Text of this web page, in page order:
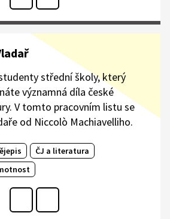
střední školy, který
významná díla české
V tomto pracovním listu se
od Niccolò Machiavelliho.
ČJ a literatura